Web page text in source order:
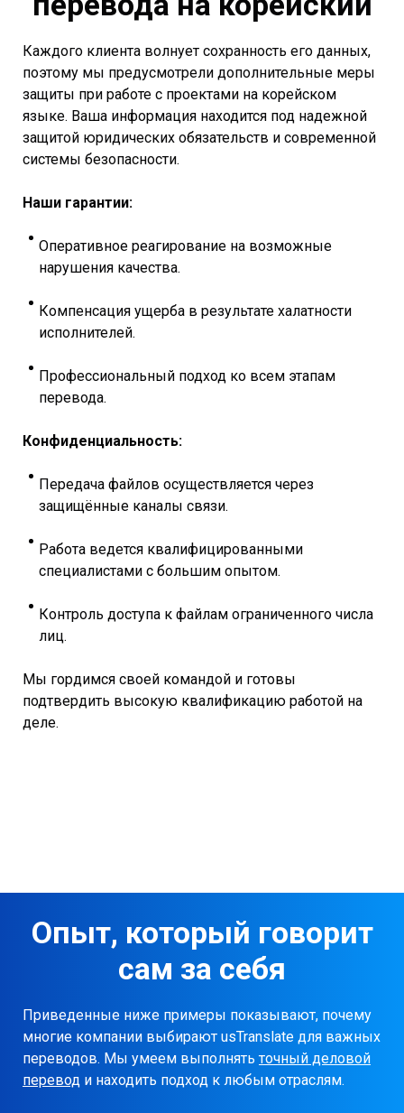
Каждого клиента волнует сохранность его данных,
поэтому мы предусмотрели дополнительные меры
защиты при работе с проектами на корейском
языке. Ваша информация находится под надежной
защитой юридических обязательств и современной
системы безопасности.
Наши гарантии:
Оперативное реагирование на возможные
нарушения качества.
Компенсация ущерба в результате халатности
исполнителей.
Профессиональный подход ко всем этапам
перевода.
Конфиденциальность:
Передача файлов осуществляется через
защищённые каналы связи.
Работа ведется квалифицированными
специалистами с большим опытом.
Контроль доступа к файлам ограниченного числа
лиц.
Мы гордимся своей командой и готовы
подтвердить высокую квалификацию работой на
деле.
Опыт, который говорит
сам за себя
Приведенные ниже примеры показывают, почему
многие компании выбирают usTranslate для важных
переводов. Мы умеем выполнять точный деловой
перевод и находить подход к любым отраслям.